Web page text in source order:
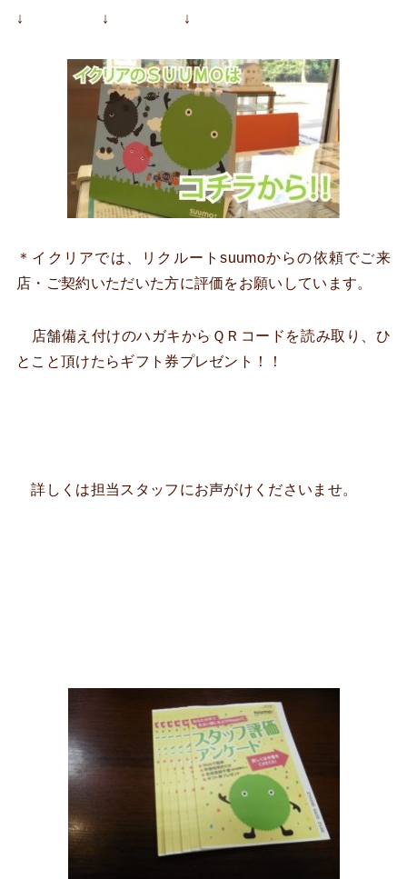
↓ ↓ ↓
＊イクリアでは、リクルートsuumoからの依頼でご来
店・ご契約いただいた方に評価をお願いしています。
店舗備え付けのハガキからＱＲコードを読み取り、ひ
とこと頂けたらギフト券プレゼント！！
詳しくは担当スタッフにお声がけくださいませ。